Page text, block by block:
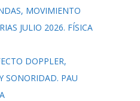
MOVIMIENTO
JULIO 2026. FÍSICA
DOPPLER,
SONORIDAD. PAU